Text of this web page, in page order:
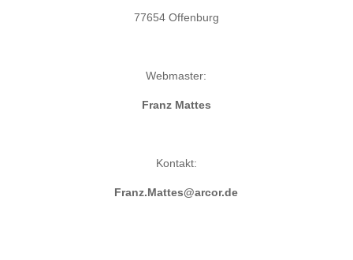
77654 Offenburg
Webmaster:
Franz Mattes
Kontakt:
Franz.Mattes@arcor.de